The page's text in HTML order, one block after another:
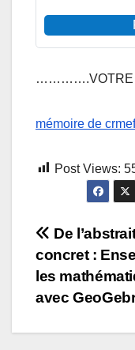
………….VOTRE
mémoire de
Post Views:
de
l’article
De
concret :
les
avec